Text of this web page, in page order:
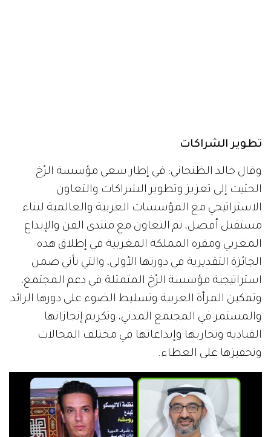
تطوير الشراكات
وقال خالد الظنحاني: في إطار سعي مؤسسة الرّخ
الحثيث إلى تعزيز وتطوير الشراكات والتعاون
الاستراتيجي مع المؤسسات العربية والعالمية لبناء
مستقبل أفضل، تم التعاون مع منتدى الفن والإبداع
المغربي ومقره المملكة المغربية في إطلاق هذه
الجائزة التقديرية في دورتها الأولى، والتي تأتي ضمن
استراتيجية مؤسسة الرّخ المتمثلة في دعم المجتمع،
وتمكين المرأة العربية وتسليط الضوء على دورها الرائد
والمستمر في المجتمع المدني، وتكريم إنجازاتها
القيادية وتجاربها وإبداعاتها في مختلف المجالات
وتحفيزها على العطاء.